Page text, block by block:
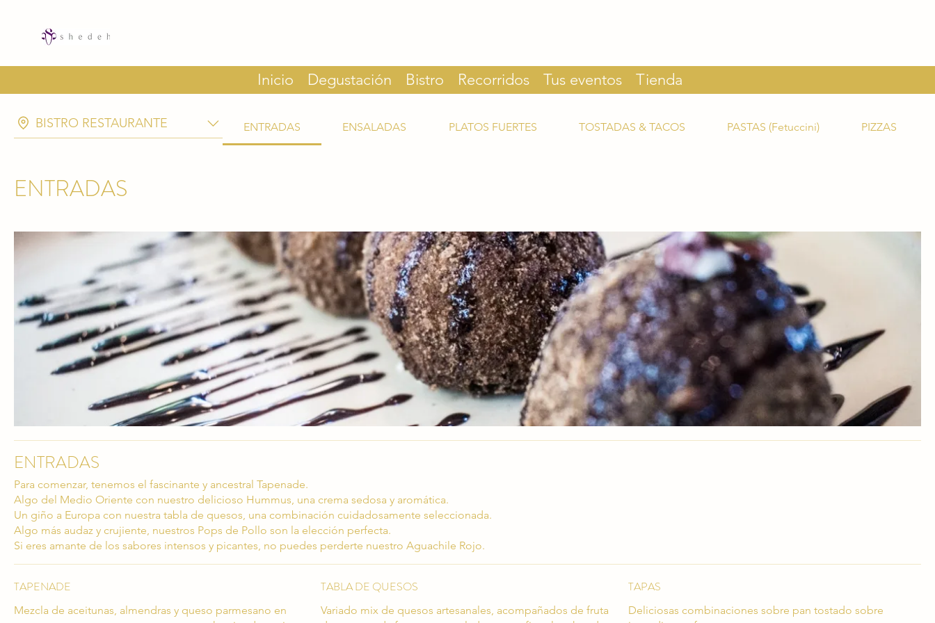
Inicio Degustación Bistro Recorridos Tus eventos Tienda
BISTRO RESTAURANTE ENTRADAS ENSALADAS PLATOS FUERTES TOSTADAS & TACOS PASTAS (Fetuccini) PIZZAS
ENTRADAS
ENTRADAS
Para comenzar, tenemos el fascinante y ancestral Tapenade.
Algo del Medio Oriente con nuestro delicioso Hummus, una crema sedosa y aromática.
Un giño a Europa con nuestra tabla de quesos, una combinación cuidadosamente seleccionada.
Algo más audaz y crujiente, nuestros Pops de Pollo son la elección perfecta.
Si eres amante de los sabores intensos y picantes, no puedes perderte nuestro Aguachile Rojo.
TAPENADE
Mezcla de aceitunas, almendras y queso parmesano en
TABLA DE QUESOS
Variado mix de quesos artesanales, acompañados de fruta
TAPAS
Deliciosas combinaciones sobre pan tostado sobre